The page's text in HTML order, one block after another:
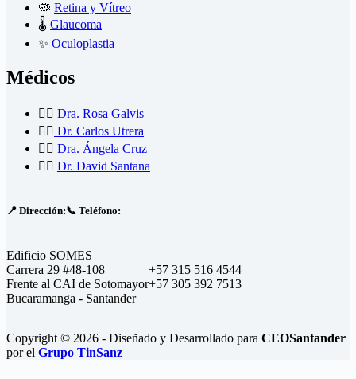
🦠 Retina y Vítreo
🌡️ Glaucoma
✨ Oculoplastia
Médicos
👩‍⚕️ Dra. Rosa Galvis
👨‍⚕️ Dr. Carlos Utrera
👩‍⚕️ Dra. Ángela Cruz
👨‍⚕️ Dr. David Santana
📍 Dirección:📞 Teléfono:
Edificio SOMES
Carrera 29 #48-108
Frente al CAI de Sotomayor
Bucaramanga - Santander
+57 315 516 4544
+57 305 392 7513
Copyright © 2026 - Diseñado y Desarrollado para CEOSantander
por el Grupo TinSanz